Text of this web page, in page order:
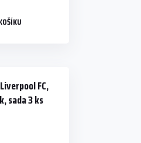
FC,
sada 3 ks